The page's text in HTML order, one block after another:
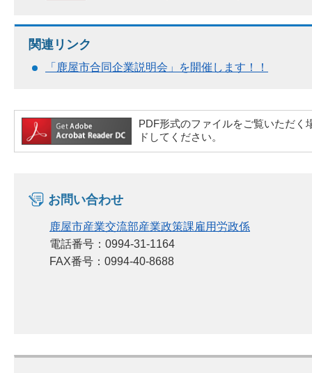
関連リンク
「鹿屋市合同企業説明会」を開催します！！
PDF形式のファイルをご覧いただく
ドしてください。
お問い合わせ
鹿屋市産業交流部産業政策課雇用労政係
電話番号：0994-31-1164
FAX番号：0994-40-8688